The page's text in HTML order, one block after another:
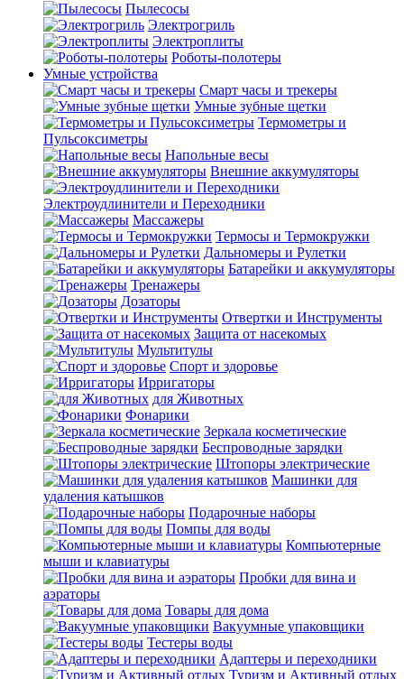
Пылесосы
Электрогриль
Электроплиты
Роботы-полотеры
Умные устройства
Смарт часы и трекеры
Умные зубные щетки
Термометры и
Пульсоксиметры
Напольные весы
Внешние аккумуляторы
Электроудлинители и Переходники
Массажеры
Термосы и Термокружки
Дальномеры и Рулетки
Батарейки и аккумуляторы
Тренажеры
Дозаторы
Отвертки и Инструменты
Защита от насекомых
Мультитулы
Спорт и здоровье
Ирригаторы
для Животных
Фонарики
Зеркала косметические
Беспроводные зарядки
Штопоры электрические
Машинки для
удаления катышков
Подарочные наборы
Помпы для воды
Компьютерные
мыши и клавиатуры
Пробки для вина и
аэраторы
Товары для дома
Вакуумные упаковщики
Тестеры воды
Адаптеры и переходники
Туризм и Активный отдых